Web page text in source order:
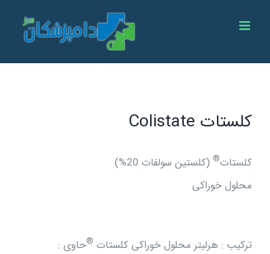
کلستات Colistate
کلستات® (کلستین سولفات 20%)
محلول خوراکی
ترکیب : هرلیتر محلول خوراکی کلستات ®حاوی :